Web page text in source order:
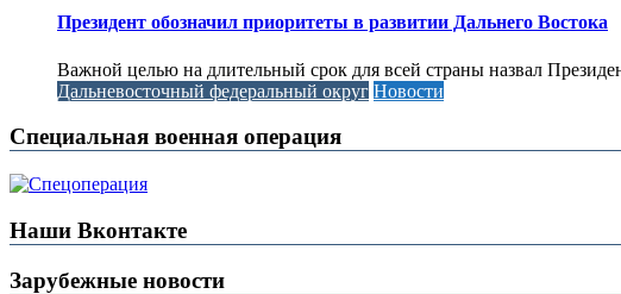
Президент обозначил приоритеты в развитии Дальнего Востока
Важной целью на длительный срок для всей страны назвал
Дальневосточный федеральный округ Новости
Специальная военная операция
Наши Вконтакте
Зарубежные новости